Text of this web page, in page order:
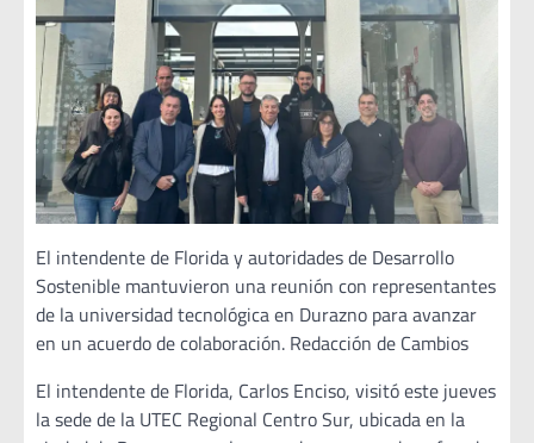
El intendente de Florida y autoridades de Desarrollo
Sostenible mantuvieron una reunión con representantes
de la universidad tecnológica en Durazno para avanzar
en un acuerdo de colaboración. Redacción de Cambios
El intendente de Florida, Carlos Enciso, visitó este jueves
la sede de la UTEC Regional Centro Sur, ubicada en la